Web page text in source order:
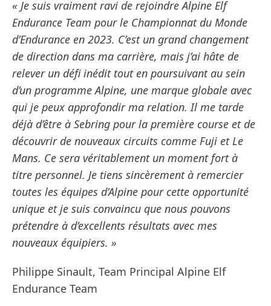
« Je suis vraiment ravi de rejoindre Alpine Elf
Endurance Team pour le Championnat du Monde
d’Endurance en 2023. C’est un grand changement
de direction dans ma carrière, mais j’ai hâte de
relever un défi inédit tout en poursuivant au sein
d’un programme Alpine, une marque globale avec
qui je peux approfondir ma relation. Il me tarde
déjà d’être à Sebring pour la première course et de
découvrir de nouveaux circuits comme Fuji et Le
Mans. Ce sera véritablement un moment fort à
titre personnel. Je tiens sincèrement à remercier
toutes les équipes d’Alpine pour cette opportunité
unique et je suis convaincu que nous pouvons
prétendre à d’excellents résultats avec mes
nouveaux équipiers. »
Philippe Sinault, Team Principal Alpine Elf
Endurance Team